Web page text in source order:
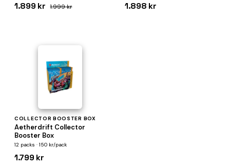
1.899 kr 1.999 kr 1.898 kr
COLLECTOR BOOSTER BOX
Aetherdrift Collector
Booster Box
12 packs · 150 kr/pack
1.799 kr